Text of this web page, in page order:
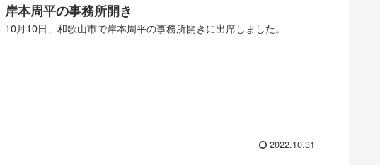
岸本周平の事務所開き
10月10日、和歌山市で岸本周平の事務所開きに出席しました。
2022.10.31